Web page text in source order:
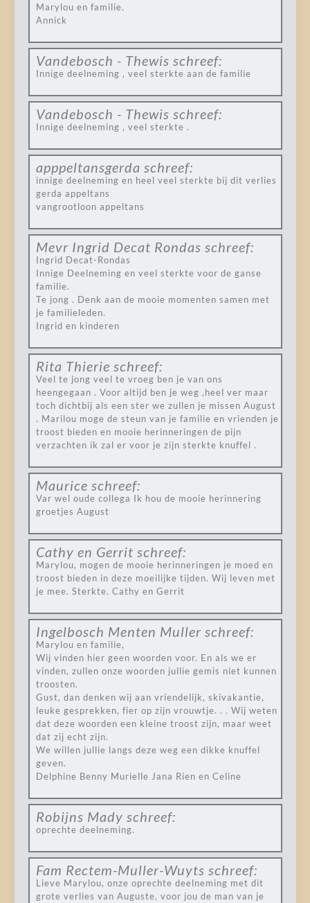
Marylou en familie.
Annick
Vandebosch - Thewis schreef:
Innige deelneming , veel sterkte aan de familie
Vandebosch - Thewis schreef:
Innige deelneming , veel sterkte .
apppeltansgerda schreef:
innige deelneming en heel veel sterkte bij dit verlies
gerda appeltans
vangrootloon appeltans
Mevr Ingrid Decat Rondas schreef:
Ingrid Decat-Rondas
Innige Deelneming en veel sterkte voor de ganse
familie.
Te jong . Denk aan de mooie momenten samen met
je familieleden.
Ingrid en kinderen
Rita Thierie schreef:
Veel te jong veel te vroeg ben je van ons
heengegaan . Voor altijd ben je weg ,heel ver maar
toch dichtbij als een ster we zullen je missen August
. Marilou moge de steun van je familie en vrienden je
troost bieden en mooie herinneringen de pijn
verzachten ik zal er voor je zijn sterkte knuffel .
Maurice schreef:
Var wel oude collega Ik hou de mooie herinnering
groetjes August
Cathy en Gerrit schreef:
Marylou, mogen de mooie herinneringen je moed en
troost bieden in deze moeilijke tijden. Wij leven met
je mee. Sterkte. Cathy en Gerrit
Ingelbosch Menten Muller schreef:
Marylou en familie,
Wij vinden hier geen woorden voor. En als we er
vinden, zullen onze woorden jullie gemis niet kunnen
troosten.
Gust, dan denken wij aan vriendelijk, skivakantie,
leuke gesprekken, fier op zijn vrouwtje. . . Wij weten
dat deze woorden een kleine troost zijn, maar weet
dat zij echt zijn.
We willen jullie langs deze weg een dikke knuffel
geven.
Delphine Benny Murielle Jana Rien en Celine
Robijns Mady schreef:
oprechte deelneming.
Fam Rectem-Muller-Wuyts schreef:
Lieve Marylou, onze oprechte deelneming met dit
grote verlies van Auguste, voor jou de man van je